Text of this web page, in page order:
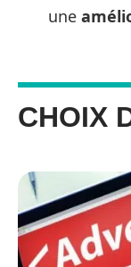
une
CHOIX